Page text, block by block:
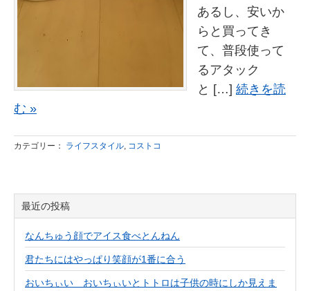
あるし、安いか
らと買ってき
て、普段使って
るアタック
と […] 続きを読
む »
カテゴリー： ライフスタイル, コストコ
最近の投稿
なんちゅう顔でアイス食べとんねん
君たちにはやっぱり笑顔が1番に合う
おいちぃい おいちぃいとトトロは子供の時にしか見えま